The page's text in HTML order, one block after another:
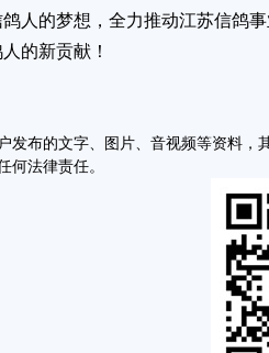
人的梦想，全力推动江苏信鸽
的新贡献！
发布的文字、图片、音视频等资料
何法律责任。